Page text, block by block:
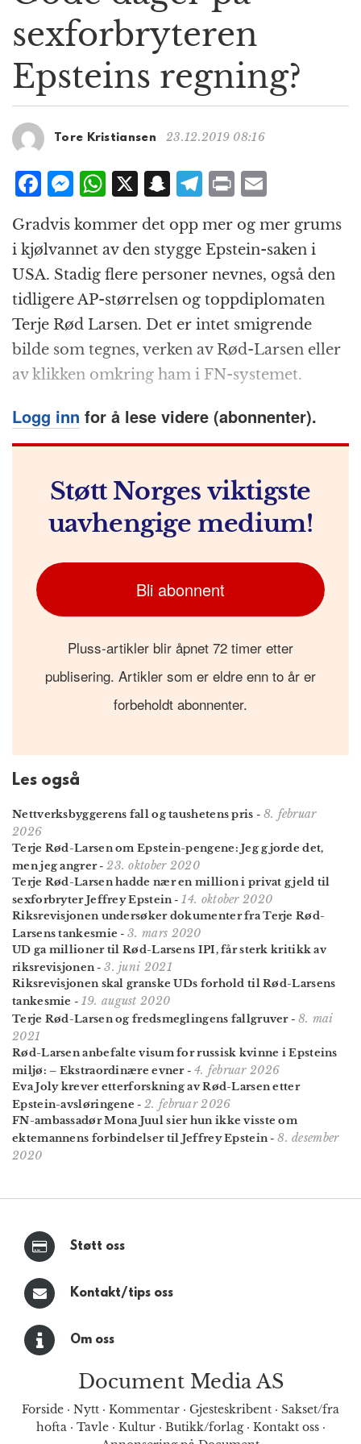
g
a
t
o
n
sexforbryteren
Epsteins regning?
Tore Kristiansen 23.12.2019 08:16
F
a
c
e
b
o
o
k
M
e
ss
e
n
g
e
r
W
at
s
A
p
p
X S
a
p
c
h
at
T
e
g
r
a
m
P
n
t
ai
l
Gradvis kommer det opp mer og mer grums
i kjølvannet av den stygge Epstein-saken i
USA. Stadig flere personer nevnes, også den
tidligere AP-størrelsen og toppdiplomaten
Terje Rød Larsen. Det er intet smigrende
bilde som tegnes, verken av Rød-Larsen eller
av klikken omkring ham i FN-systemet.
Logg inn for å lese videre (abonnenter).
Støtt Norges viktigste
uavhengige medium!
Bli abonnent
Pluss-artikler blir åpnet 72 timer etter
publisering. Artikler som er eldre enn to år er
forbeholdt abonnenter.
Les også
Nettverks­byggerens fall og taushetens pris - 8. februar
2026
Terje Rød-Larsen om Epstein-pengene: Jeg gjorde det,
men jeg angrer-23. oktober 2020
Terje Rød-Larsen hadde nær en million i privat gjeld til
sexforbryter Jeffrey Epstein-14. oktober 2020
Riksrevisjonen undersøker dokumenter fra Terje Rød-
Larsens tankesmie -3. mars 2020
UD ga millioner til Rød-Larsens IPI, får sterk kritikk av
riksrevisjonen-3. juni 2021
Riksrevisjonen skal granske UDs forhold til Rød-Larsens
tankesmie - 19. august 2020
Terje Rød-Larsen og freds­meglingens fallgruver- 8. mai
2021
Rød-Larsen anbefalte visum for russisk kvinne i Epsteins
miljø: – Ekstraordinære evner- 4. februar 2026
Eva Joly krever etterforskning av Rød-Larsen etter
Epstein-avsløringene -2. februar 2026
FN-ambassadør Mona Juul sier hun ikke visste om
ektemannens forbindelser til Jeffrey Epstein-8. desember
2020
Støtt oss
Kontakt/tips oss
Om oss
Document Media AS
Forside · Nytt · Kommentar · Gjesteskribent · Sakset/fra
hofta· Tavle· Kultur· Butikk/forlag· Kontakt oss·